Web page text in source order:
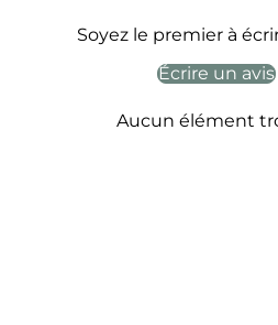
Soyez le premier à
Écrire un avis
Aucun élément